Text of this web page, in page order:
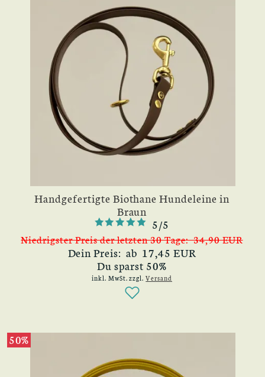
Handgefertigte Biothane Hundeleine in
Braun
5/5
Niedrigster Preis der letzten 30 Tage: 34,90 EUR
Dein Preis: ab 17,45 EUR
Du sparst 50%
inkl. MwSt. zzgl.Versand
50%